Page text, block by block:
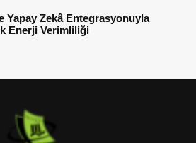
Yapay Zekâ Entegrasyonuyla
Enerji Verimliliği